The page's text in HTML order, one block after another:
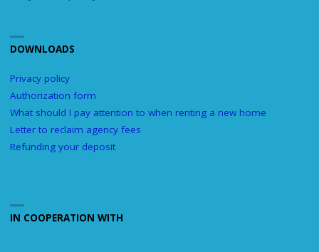
DOWNLOADS
Privacy policy
Authorization form
What should I pay attention to when renting a new home
Letter to reclaim agency fees
Refunding your deposit
IN COOPERATION WITH